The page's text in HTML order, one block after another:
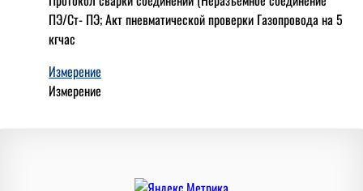
ПЭ/Ст- ПЭ;Акт пневматической проверки Газопровода на 5
кгчас
Измерение
Измерение